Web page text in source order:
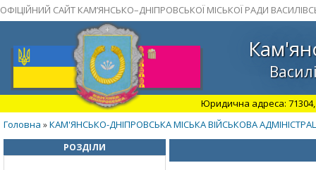
ОФІЦІЙНИЙ САЙТ КАМ’ЯНСЬКО–ДНІПРОВСЬКОЇ МІСЬКОЇ РАДИ
Юридична адреса: 71304,
Головна »КАМ'ЯНСЬКО-ДНІПРОВСЬКА МІСЬКА ВІЙСЬКОВА
РОЗДІЛИ